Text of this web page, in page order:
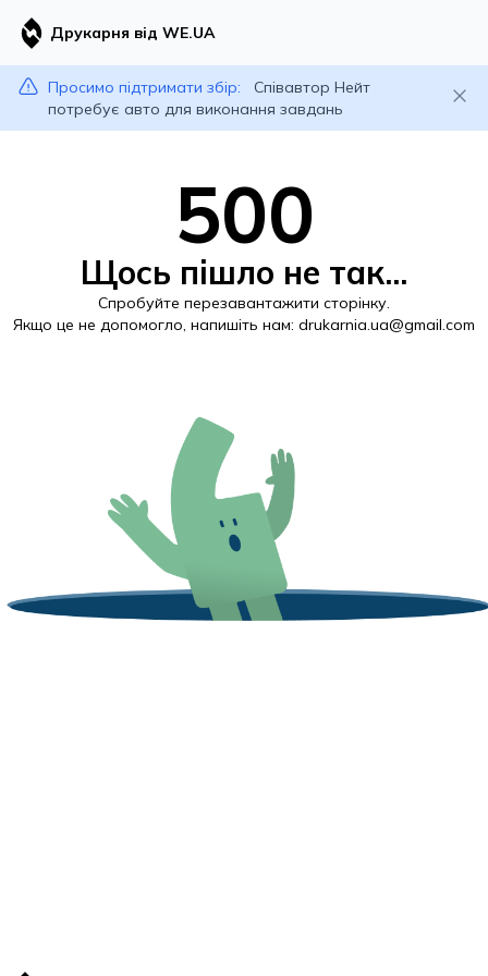
Друкарня від WE.UA
Просимо підтримати збір:
Співавтор Нейт
потребує авто для виконання завдань
500
Щось пішло не так...
Спробуйте перезавантажити сторінку.
Якщо це не допомогло, напишіть нам: drukarnia.ua@gmail.com